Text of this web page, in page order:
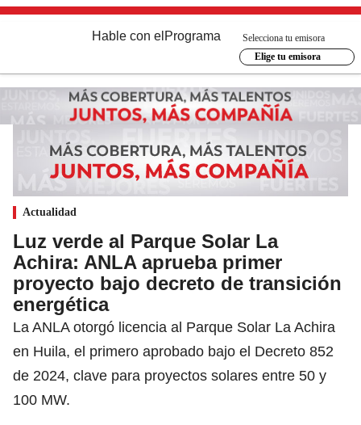
Hable con el Programa
Selecciona tu emisora
Elige tu emisora
Actualidad
Luz verde al Parque Solar La
Achira: ANLA aprueba primer
proyecto bajo decreto de transición
energética
La ANLA otorgó licencia al Parque Solar La Achira
en Huila, el primero aprobado bajo el Decreto 852
de 2024, clave para proyectos solares entre 50 y
100 MW.